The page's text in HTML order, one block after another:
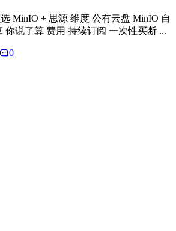
MinIO + 思源 维度 公有云盘 MinIO 自
你说了算 费用 持续订阅 一次性买断 ...
0